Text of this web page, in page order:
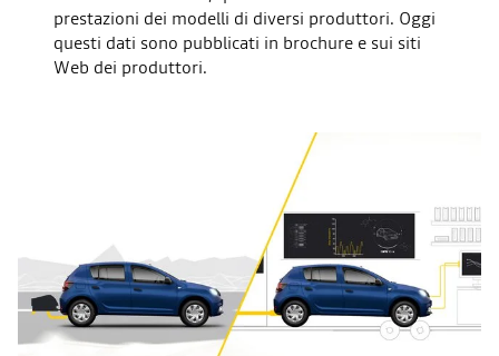
prestazioni dei modelli di diversi produttori. Oggi
questi dati sono pubblicati in brochure e sui siti
Web dei produttori.